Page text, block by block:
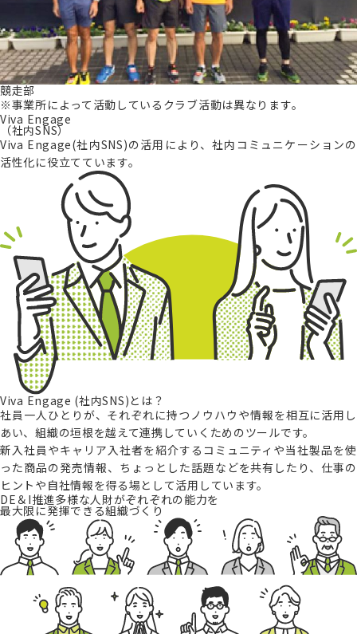
競走部
※事業所によって活動しているクラブ活動は異なります。
Viva Engage
（社内SNS）
Viva Engage(社内SNS)の活用により、社内コミュニケーションの
活性化に役立てています。
Viva Engage (社内SNS)とは？
社員一人ひとりが、それぞれに持つノウハウや情報を相互に活用し
あい、組織の垣根を越えて連携していくためのツールです。
新入社員やキャリア入社者を紹介するコミュニティや当社製品を使
った商品の発売情報、ちょっとした話題などを共有したり、仕事の
ヒントや自社情報を得る場として活用しています。
DE＆I推進多様な人財がぞれぞれの能力を
最大限に発揮できる組織づくり